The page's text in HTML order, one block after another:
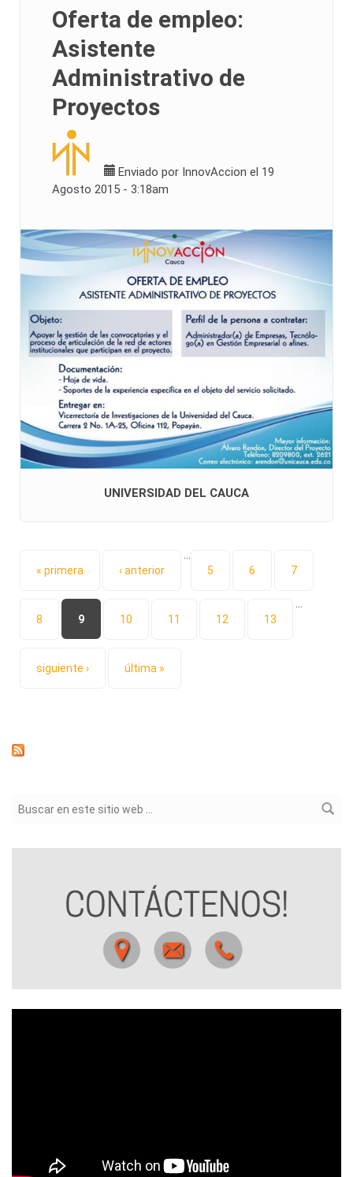
Oferta de empleo:
Asistente
Administrativo de
Proyectos
Enviado por InnovAccion el 19
Agosto 2015 - 3:18am
UNIVERSIDAD DEL CAUCA
Páginas
« primera ‹ anterior
…
5
6 7
8 9 10 11 12 13
…
siguiente › última »
Formulario de búsqueda